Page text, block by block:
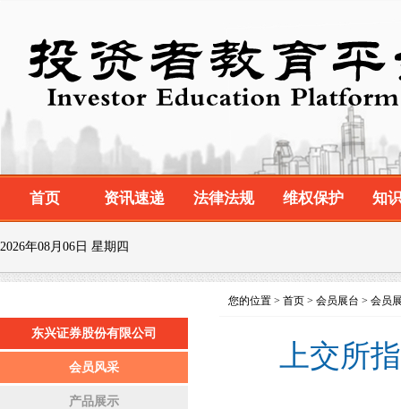
首页 资讯速递 法律法规 维权保护 知
2026年08月06日 星期四
东兴证券股份有限公司
会员风采
产品展示
您的位置 > 首页 > 会员展台 > 会员
上交所